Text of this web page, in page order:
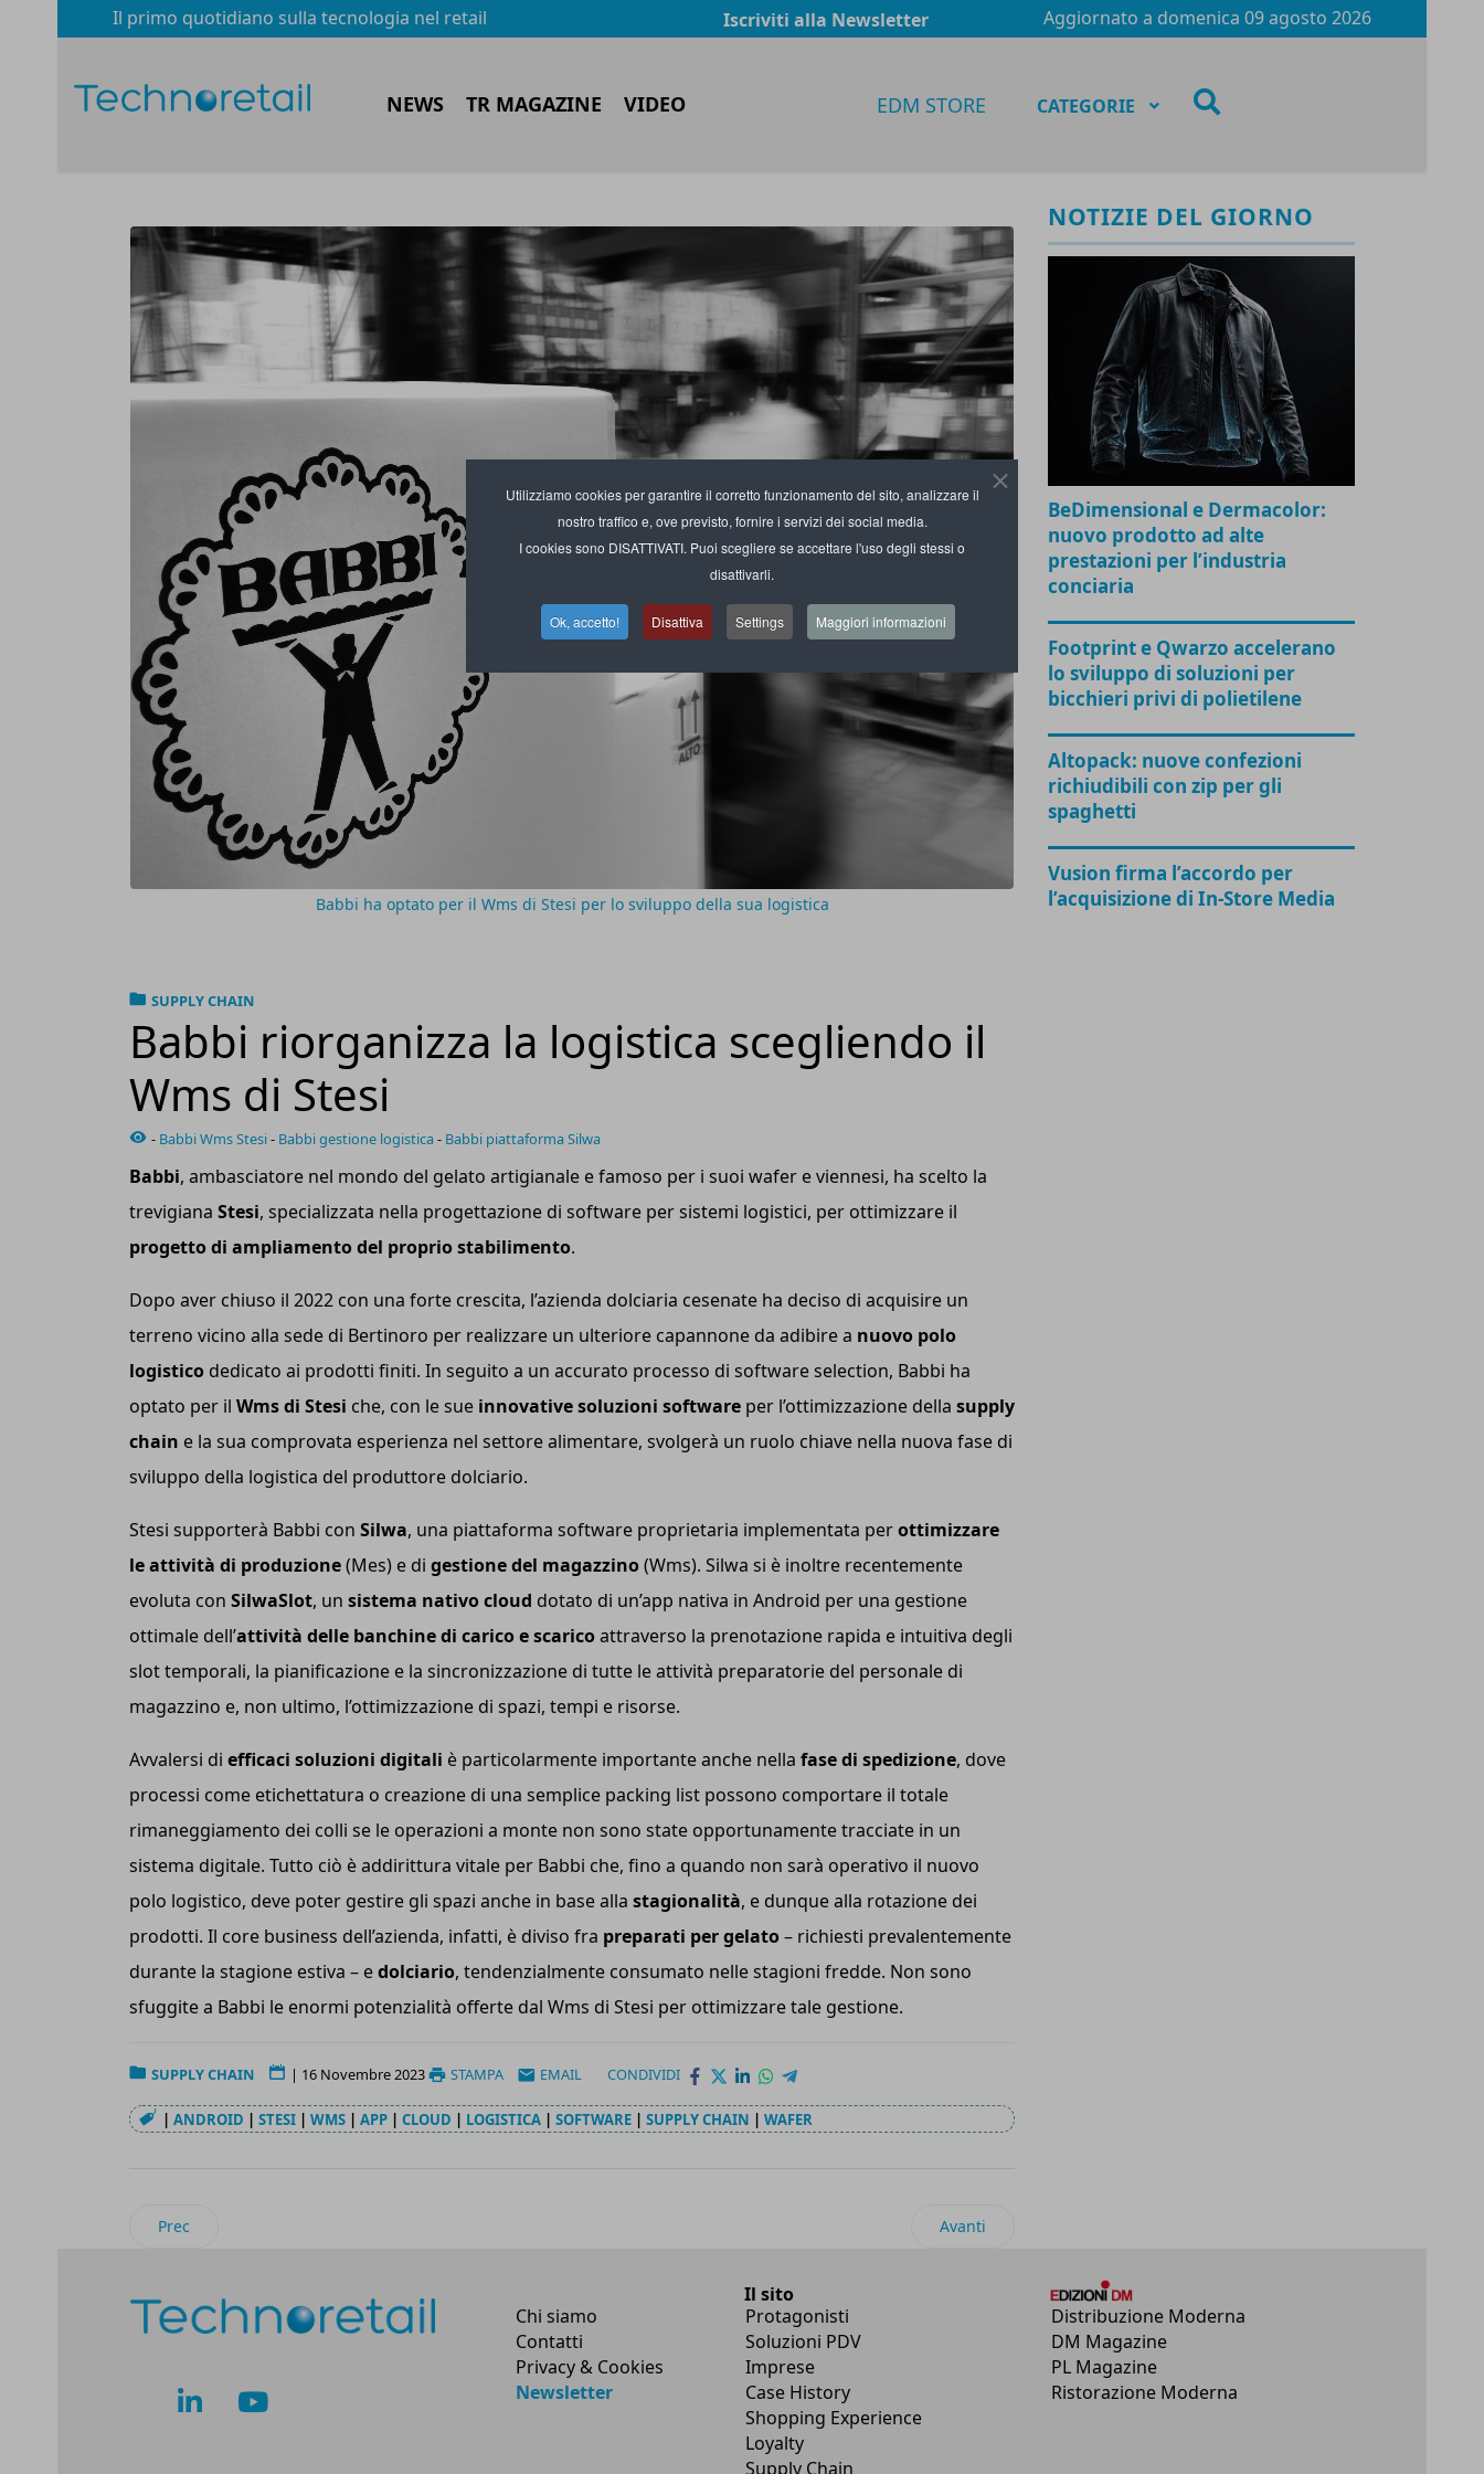
Utilizziamo cookies per garantire il corretto funzionamento del sito, analizzare il
nostro traffico e, ove previsto, fornire i servizi dei social media.
I cookies sono DISATTIVATI. Puoi scegliere se accettare l'uso degli stessi o
disattivarli.
Ok, accetto! Disattiva Settings Maggiori informazioni
Il primo quotidiano sulla tecnologia nel retail Iscriviti alla Newsletter Aggiornato a domenica 09 agosto 2026
NEWS TR MAGAZINE VIDEO EDM STORE CATEGORIE
Babbi ha optato per il Wms di Stesi per lo sviluppo della sua logistica
SUPPLY CHAIN
Babbi riorganizza la logistica scegliendo il
Wms di Stesi
- Babbi Wms Stesi- Babbi gestione logistica- Babbi piattaforma Silwa
Babbi, ambasciatore nel mondo del gelato artigianale e famoso per i suoi wafer e viennesi, ha scelto la
trevigiana Stesi, specializzata nella progettazione di software per sistemi logistici, per ottimizzare il
progetto di ampliamento del proprio stabilimento.
Dopo aver chiuso il 2022 con una forte crescita, l’azienda dolciaria cesenate ha deciso di acquisire un
terreno vicino alla sede di Bertinoro per realizzare un ulteriore capannone da adibire a nuovo polo
logistico dedicato ai prodotti finiti. In seguito a un accurato processo di software selection, Babbi ha
optato per il Wmsdi Stesi che, con le sue innovative soluzioni software per l’ottimizzazione della supply
chain e la sua comprovata esperienza nel settore alimentare, svolgerà un ruolo chiave nella nuova fase di
sviluppo della logistica del produttore dolciario.
Stesi supporterà Babbi con Silwa, una piattaforma software proprietaria implementata perottimizzare
le attività di produzione(Mes) e di gestione del magazzino(Wms). Silwa si è inoltre recentemente
evoluta con SilwaSlot, un sistema nativo cloud dotato di un’app nativa in Android per una gestione
ottimale dell’attività delle banchine di carico e scaricoattraverso la prenotazione rapida e intuitiva degli
slot temporali, la pianificazione e la sincronizzazione di tutte le attività preparatorie del personale di
magazzino e, non ultimo, l’ottimizzazione di spazi, tempi e risorse.
Avvalersi di efficaci soluzioni digitali è particolarmente importante anche nella fase di spedizione, dove
processi come etichettatura o creazione di una semplice packing list possono comportare il totale
rimaneggiamento dei colli se le operazioni a monte non sono state opportunamente tracciate in un
sistema digitale. Tutto ciò è addirittura vitale per Babbi che, fino a quando non sarà operativo il nuovo
polo logistico, deve poter gestire gli spazi anche in base alla stagionalità, e dunque alla rotazione dei
prodotti. Il core business dell’azienda, infatti, è diviso fra preparati per gelato– richiesti prevalentemente
durante la stagione estiva – edolciario, tendenzialmente consumato nelle stagioni fredde. Non sono
sfuggite a Babbi le enormi potenzialità offerte dal Wms di Stesi per ottimizzare tale gestione.
SUPPLY CHAIN | 16 Novembre 2023 STAMPA EMAIL CONDIVIDI
| ANDROID | STESI | WMS | APP | CLOUD | LOGISTICA | SOFTWARE | SUPPLY CHAIN | WAFER
Articolo precedente: Gls sceglie Volvo Trucks per il suo primo veicolo elettrico pesante
Prec Articolo successivo: Cedior sceglie GiMa Trans per il trasporto a
Avanti
NOTIZIE DEL GIORNO
BeDimensional e Dermacolor:
nuovo prodotto ad alte
prestazioni per l’industria
conciaria
Footprint e Qwarzo accelerano
lo sviluppo di soluzioni per
bicchieri privi di polietilene
Altopack: nuove confezioni
richiudibili con zip per gli
spaghetti
Vusion firma l’accordo per
l’acquisizione di In-Store Media
Il sito
lk yt
Chi siamo
Contatti
Privacy & Cookies
Newsletter
Protagonisti
Soluzioni PDV
Imprese
Case History
Shopping Experience
Loyalty
Supply Chain
Distribuzione Moderna
DM Magazine
PL Magazine
Ristorazione Moderna